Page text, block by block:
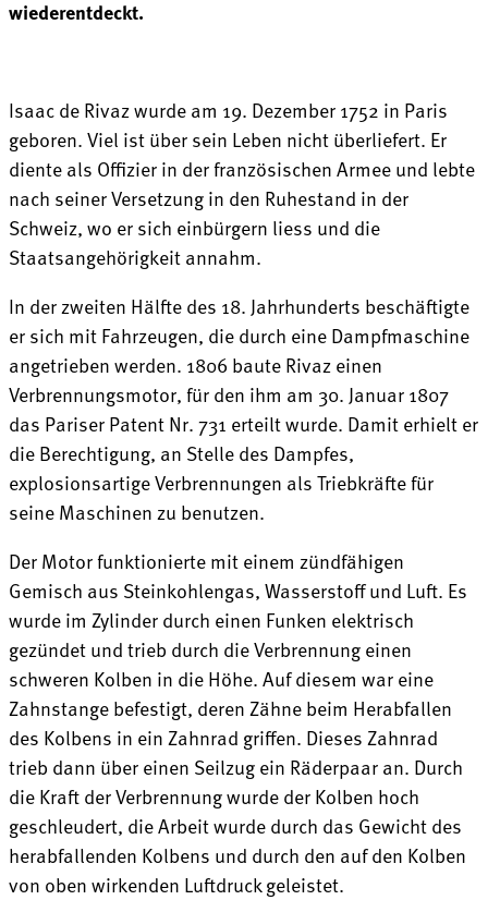
wiederentdeckt.
Isaac de Rivaz wurde am 19. Dezember 1752 in Paris
geboren. Viel ist über sein Leben nicht überliefert. Er
diente als Offizier in der französischen Armee und lebte
nach seiner Versetzung in den Ruhestand in der
Schweiz, wo er sich einbürgern liess und die
Staatsangehörigkeit annahm.
In der zweiten Hälfte des 18. Jahrhunderts beschäftigte
er sich mit Fahrzeugen, die durch eine Dampfmaschine
angetrieben werden. 1806 baute Rivaz einen
Verbrennungsmotor, für den ihm am 30. Januar 1807
das Pariser Patent Nr. 731 erteilt wurde. Damit erhielt er
die Berechtigung, an Stelle des Dampfes,
explosionsartige Verbrennungen als Triebkräfte für
seine Maschinen zu benutzen.
Der Motor funktionierte mit einem zündfähigen
Gemisch aus Steinkohlengas, Wasserstoff und Luft. Es
wurde im Zylinder durch einen Funken elektrisch
gezündet und trieb durch die Verbrennung einen
schweren Kolben in die Höhe. Auf diesem war eine
Zahnstange befestigt, deren Zähne beim Herabfallen
des Kolbens in ein Zahnrad griffen. Dieses Zahnrad
trieb dann über einen Seilzug ein Räderpaar an. Durch
die Kraft der Verbrennung wurde der Kolben hoch
geschleudert, die Arbeit wurde durch das Gewicht des
herabfallenden Kolbens und durch den auf den Kolben
von oben wirkenden Luftdruck geleistet.